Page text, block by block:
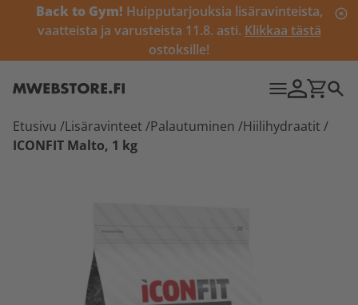
Back to Gym! Huipputarjouksia lisäravinteista,
vaatteista ja varusteista 11.8. asti. Klikkaa tästä
ostoksille!
Etusivu /Lisäravinteet /Palautuminen /Hiilihydraatit /
ICONFIT Malto, 1 kg